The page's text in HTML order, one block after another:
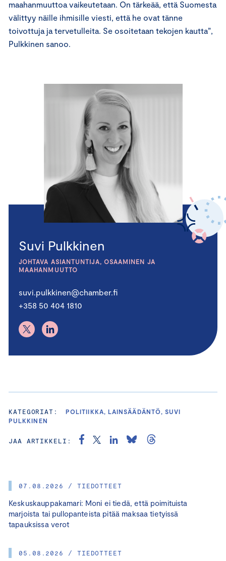
07.08.2026 / TIEDOTTEET
Keskuskauppakamari: Moni ei tiedä, että poimituista
marjoista tai pullopanteista pitää maksaa tietyissä
tapauksissa verot
05.08.2026 / TIEDOTTEET
maahanmuuttoa vaikeutetaan. On tärkeää, että Suomesta
välittyy näille ihmisille viesti, että he ovat tänne
toivottuja ja tervetulleita. Se osoitetaan tekojen kautta”,
Pulkkinen sanoo.
Suvi Pulkkinen
JOHTAVA ASIANTUNTIJA, OSAAMINEN JA
MAAHANMUUTTO
suvi.pulkkinen@chamber.fi
+358 50 404 1810
KATEGORIAT:
POLITIIKKA, LAINSÄÄDÄNTÖ, SUVI
PULKKINEN
JAA ARTIKKELI: